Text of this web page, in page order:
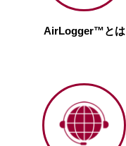
AirLogger™とは